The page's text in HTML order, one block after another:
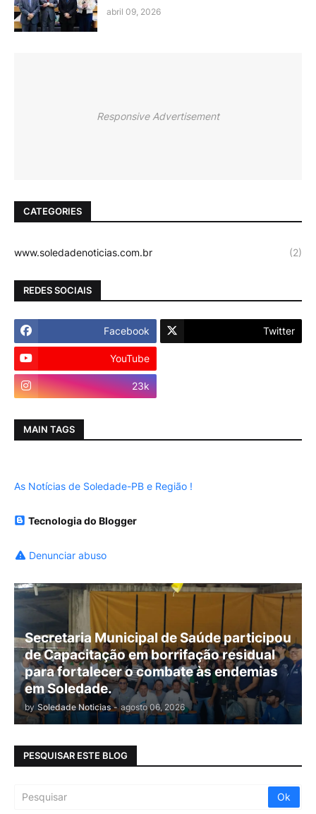
abril 09, 2026
Responsive Advertisement
CATEGORIES
www.soledadenoticias.com.br (2)
REDES SOCIAIS
Facebook Twitter
YouTube
23k
MAIN TAGS
As Notícias de Soledade-PB e Região !
Tecnologia do Blogger
Denunciar abuso
Secretaria Municipal de Saúde participou
de Capacitação em borrifação residual
para fortalecer o combate às endemias
em Soledade.
by Soledade Noticias - agosto 06, 2026
PESQUISAR ESTE BLOG